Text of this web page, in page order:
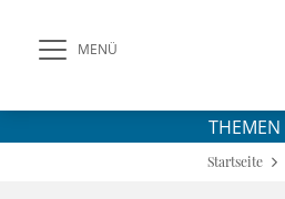
MENÜ
THEMEN
Startseite